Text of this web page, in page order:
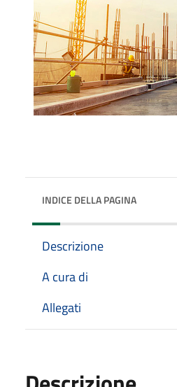
INDICE DELLA PAGINA
Descrizione
A cura di
Allegati